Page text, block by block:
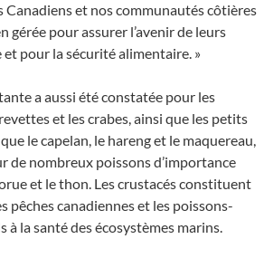
Canadiens et nos communautés côtières
gérée pour assurer l’avenir de leurs
et pour la sécurité alimentaire. »
a aussi été constatée pour les
et les crabes, ainsi que les petits
le capelan, le hareng et le maquereau,
de nombreux poissons d’importance
et le thon. Les crustacés constituent
pêches canadiennes et les poissons-
à la santé des écosystèmes marins.